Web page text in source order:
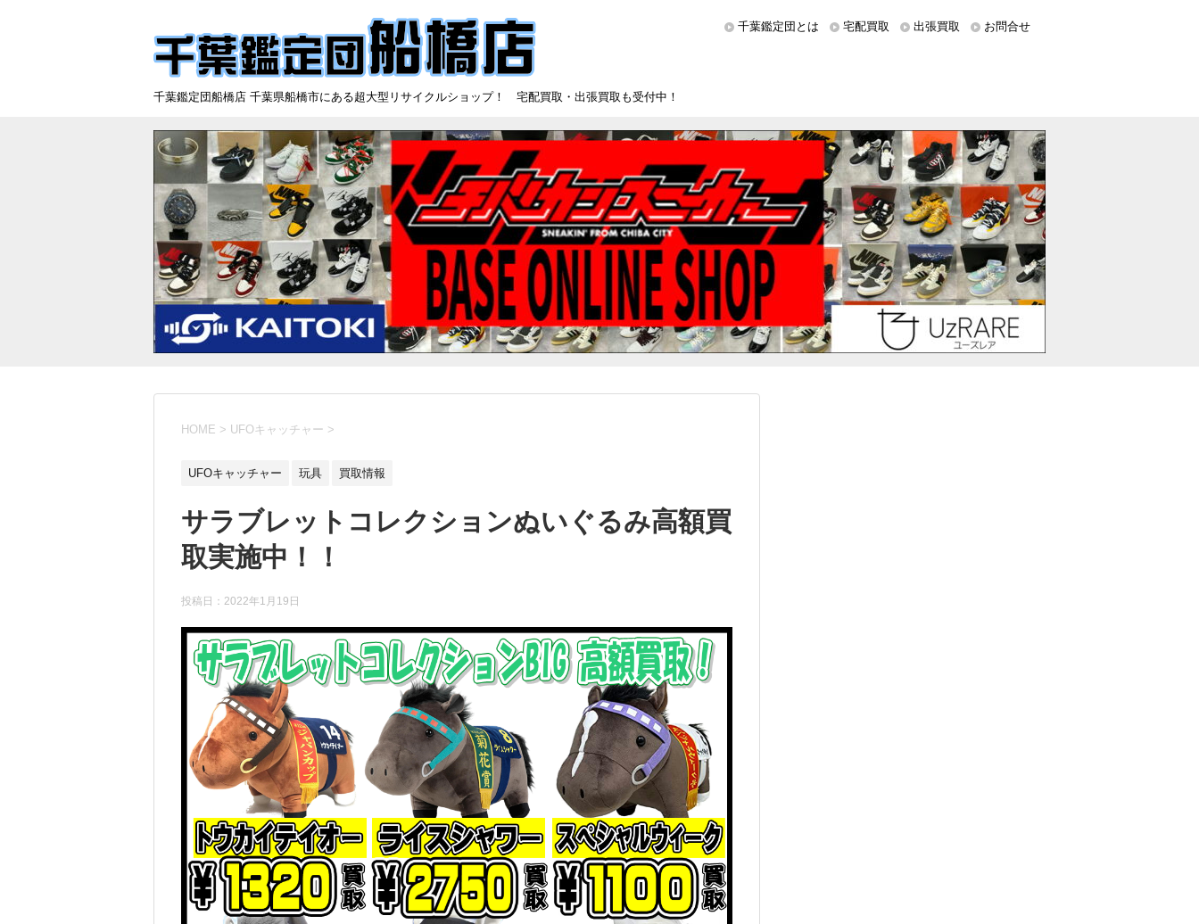
千葉鑑定団船橋店 千葉県船橋市にある超大型リサイクルショップ！ 宅配買取・出張買取も受付中！
千葉鑑定団とは 宅配買取 出張買取 お問合せ
HOME > UFOキャッチャー >
UFOキャッチャー 玩具 買取情報
サラブレットコレクションぬいぐるみ高額買
取実施中！！
投稿日： 2022年1月19日